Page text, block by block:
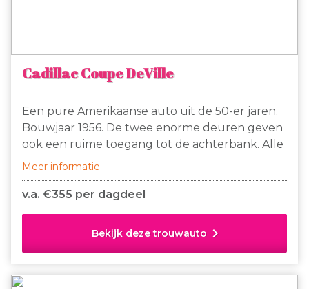
Cadillac Coupe DeVille
Een pure Amerikaanse auto uit de 50-er jaren.
Bouwjaar 1956. De twee enorme deuren geven
ook een ruime toegang tot de achterbank. Alle
zijramen zijn elektrisch bedienbaar. Het
zuidelijke deel van Gelderland (Betuwe)
bedienen wij ook.
Meer informatie
v.a. €355 per dagdeel
Bekijk deze trouwautochevron_right